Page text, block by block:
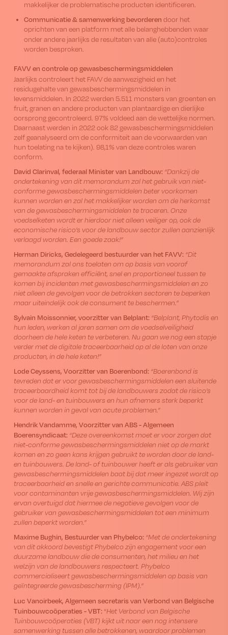
makkelijker de problematische producten identificeren.
Communicatie & samenwerking bevorderen door het
oprichten van een platform met alle belanghebbenden waar
onder andere jaarlijks de resultaten van alle (auto)controles
worden besproken.
FAVV en controle op gewasbeschermingsmiddelen
Jaarlijks controleert het FAVV de aanwezigheid en het
residugehalte van gewasbeschermingsmiddelen in
levensmiddelen. In 2022 werden 5.511 monsters van groenten en
fruit, granen en andere producten van plantaardige en dierlijke
oorsprong gecontroleerd. 97% voldeed aan de wettelijke normen.
Daarnaast werden in 2022 ook 82 gewasbeschermingsmiddelen
zelf geanalyseerd om de conformiteit aan de voorwaarden van
hun toelating na te kijken). 98,1% van deze controles waren
conform.
David Clarinval, federaal Minister van Landbouw: “Dankzij de
ondertekening van dit memorandum zal het gebruik van niet-
conforme gewasbeschermingsmiddelen beter voorkomen
kunnen worden en zal het makkelijker worden om de herkomst
van de gewasbeschermingsmiddelen te traceren. Onze
voedselketen wordt er hierdoor niet alleen veiliger op, ook de
economische risico’s voor de landbouw sector zullen aanzienlijk
verlaagd worden. Een goede zaak!”
Herman Diricks, Gedelegeerd bestuurdervan het FAVV: “Dit
memorandum zal ons toelaten om op basis van vooraf
gemaakte afspraken efficiënt, snel en proportioneel tussen te
komen bij incidenten met gewasbeschermingsmiddelen en zo
niet alleen de gevolgen voor de betrokken sectoren te beperken
maar uiteindelijk ook de consument te beschermen.”
Sylvain Moissonnier, voorzitter van Belplant: “Belplant, Phytodis en
hun leden, werken al jaren samen om de voedselveiligheid
doorheen de hele keten te verbeteren. Nu gaan we nog een stapje
verder met de digitale traceerbaarheid op al de loten van onze
producten, in de hele keten!”
Lode Ceyssens, Voorzitter van Boerenbond: “Boerenbond is
tevreden dat er voor gewasbeschermingsmiddelen een sluitende
traceerbaardheid komt tot bij de landbouwers zodat de risico’s
voor de land- en tuinbouwers en hun afnemers sterk beperkt
kunnen worden in geval van acute problemen.”
Hendrik Vandamme, Voorzitter van ABS - Algemeen
Boerensyndicaat: “Deze overeenkomst moet er voor zorgen dat
niet-conforme gewasbeschermingsmiddelen niet op de markt
komen en zo geen kans krijgen gebruikt te worden door de land-
en tuinbouwers. De land- of tuinbouwer heeft er als gebruiker van
gewasbeschermingsmiddelen baat bij dat meer ingezet wordt op
traceerbaarheid en snelle en gerichte communicatie. ABS pleit
voor contaminanten vrije gewasbeschermingsmiddelen. Wij zijn
ervan overtuigd dat hiermee de negatieve gevolgen voor de
gebruiker van gewasbeschermingsmiddelen tot een minimum
zullen beperkt worden.”
Maxime Bughin, Bestuurder van Phybelco: “Met de ondertekening
van dit akkoord bevestigt Phybelco zijn engagement voor een
duurzame landbouw die de consumenten, het milieu en het
welzijn van de landbouwers respecteert. Phybelco
commercialiseert gewasbeschermingsmiddelen op basis van
geïntegreerde gewasbescherming (IPM).”
Luc Vanoirbeek, Algemeen secretaris van Verbond van Belgische
Tuinbouwcoöperaties - VBT:“Het Verbond van Belgische
Tuinbouwcoöperaties (VBT) kijkt uit naar een nog intensere
samenwerking tussen alle betrokkenen, waardoor problemen